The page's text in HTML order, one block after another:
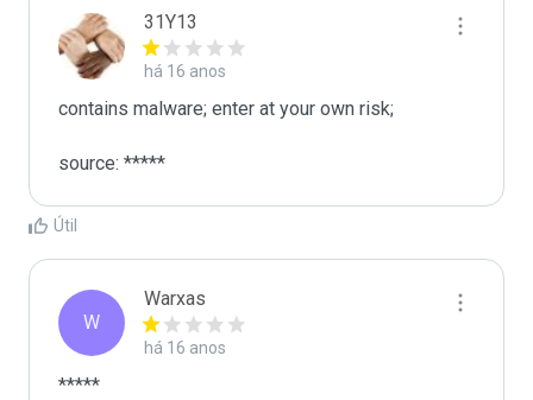
31Y13
há 16 anos
contains malware; enter at your own risk;
source: *****
Útil
W
Warxas
há 16 anos
*****